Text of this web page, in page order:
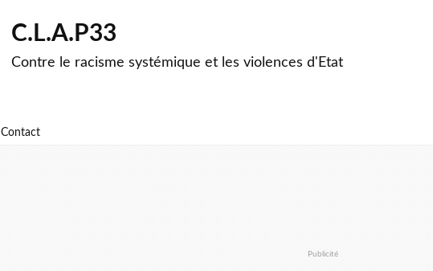
C.L.A.P33
Contre le racisme systémique et les violences d'Etat
Contact
Publicité